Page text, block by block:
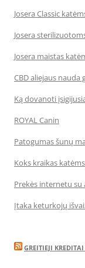
Josera Classic
Josera
Josera maistas
CBD aliejaus nauda
Ką dovanoti
ROYAL Canin
Patogumas šunų
Koks kraikas
Prekės internetu su
Įtaka keturkojų
GREITIEJI